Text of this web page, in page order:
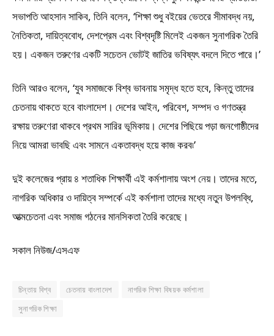
সভাপতি আহসান সাকিব, তিনি বলেন, ‘শিক্ষা শুধু বইয়ের ভেতরে সীমাবদ্ধ নয়,
নৈতিকতা, দায়িত্ববোধ, দেশপ্রেম এবং বিশ্বদৃষ্টি মিলেই একজন সুনাগরিক তৈরি
হয়। একজন তরুণের একটি সচেতন ভোটই জাতির ভবিষ্যৎ বদলে দিতে পারে।’
তিনি আরও বলেন, ‘যুব সমাজকে বিশ্ব ভাবনায় সমৃদ্ধ হতে হবে, কিন্তু তাদের
চেতনায় থাকতে হবে বাংলাদেশ। দেশের আইন, পরিবেশ, সম্পদ ও গণতন্ত্র
রক্ষায় তরুণেরা থাকবে প্রথম সারির ভূমিকায়। দেশের পিছিয়ে পড়া জনগোষ্ঠীদের
নিয়ে আমরা ভাবছি এবং সামনে একতাবদ্ধ হয়ে কাজ করব৷’
দুই কলেজের প্রায় ৪ শতাধিক শিক্ষার্থী এই কর্মশালায় অংশ নেয়। তাদের মতে,
নাগরিক অধিকার ও দায়িত্ব সম্পর্কে এই কর্মশালা তাদের মধ্যে নতুন উপলব্ধি,
আত্মচেতনা এবং সমাজ গঠনের মানসিকতা তৈরি করেছে।
সকাল নিউজ/এসএফ
চিন্তায় বিশ্ব চেতনায় বাংলাদেশ
নাগরিক শিক্ষা বিষয়ক কর্মশালা
সুনাগরিক শিক্ষা